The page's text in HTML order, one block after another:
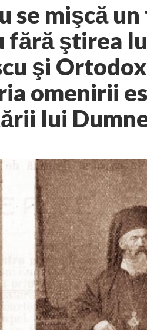
se mişcă
fără ştirea
şi
omenirii
lui